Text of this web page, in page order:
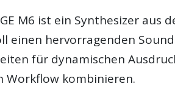
M6 ist ein Synthesizer aus
einen hervorragenden
für dynamischen
Workflow kombinieren.